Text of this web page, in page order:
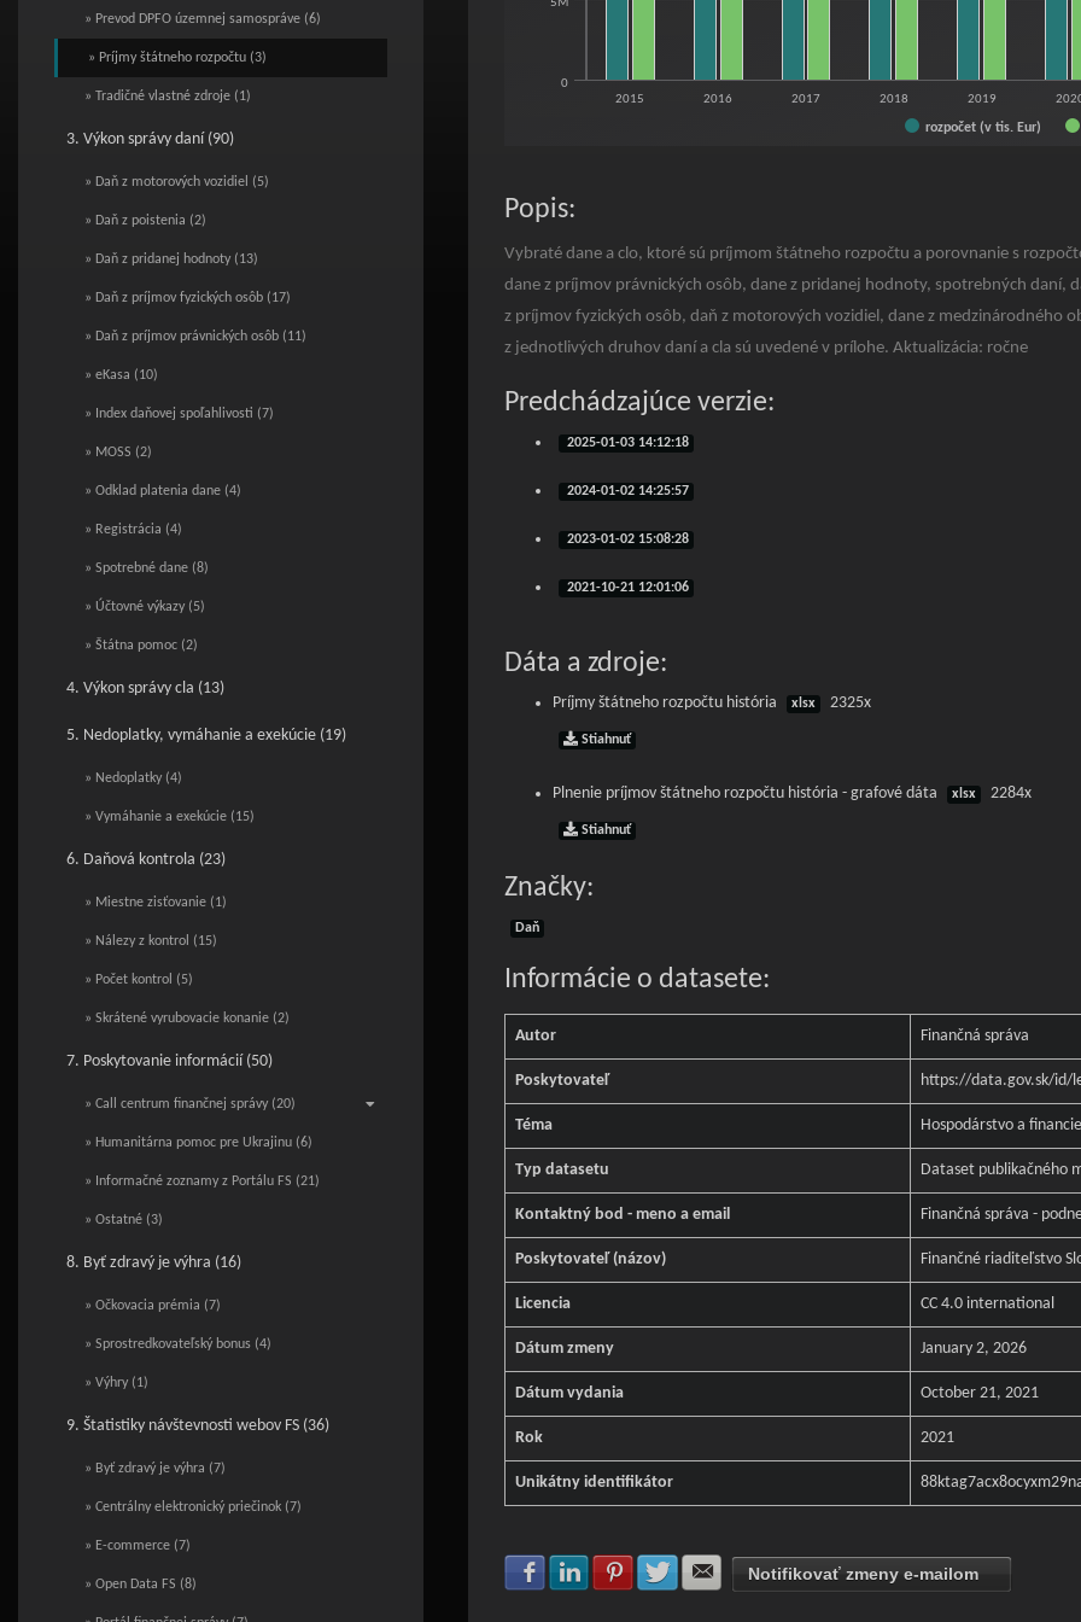
» Prevod DPFO územnej samospráve (6)
» Príjmy štátneho rozpočtu (3)
» Tradičné vlastné zdroje (1)
3. Výkon správy daní (90)
» Daň z motorových vozidiel (5)
» Daň z poistenia (2)
» Daň z pridanej hodnoty (13)
» Daň z príjmov fyzických osôb (17)
» Daň z príjmov právnických osôb (11)
» eKasa (10)
» Index daňovej spoľahlivosti (7)
» MOSS (2)
» Odklad platenia dane (4)
» Registrácia (4)
» Spotrebné dane (8)
» Účtovné výkazy (5)
» Štátna pomoc (2)
4. Výkon správy cla (13)
5. Nedoplatky, vymáhanie a exekúcie (19)
» Nedoplatky (4)
» Vymáhanie a exekúcie (15)
6. Daňová kontrola (23)
» Miestne zisťovanie (1)
» Nálezy z kontrol (15)
» Počet kontrol (5)
» Skrátené vyrubovacie konanie (2)
7. Poskytovanie informácií (50)
» Call centrum finančnej správy (20)
» Humanitárna pomoc pre Ukrajinu (6)
» Informačné zoznamy z Portálu FS (21)
» Ostatné (3)
8. Byť zdravý je výhra (16)
» Očkovacia prémia (7)
» Sprostredkovateľský bonus (4)
» Výhry (1)
9. Štatistiky návštevnosti webov FS (36)
» Byť zdravý je výhra (7)
» Centrálny elektronický priečinok (7)
» E-commerce (7)
» Open Data FS (8)
rozpočet (v tis. Eur)
2015 2016 2017 2018 2019
0
5M
Popis:
Vybraté dane a clo, ktoré sú príjmom štátneho rozpočtu a porovnanie s
dane z príjmov právnických osôb, dane z pridanej hodnoty, spotrebných daní,
z príjmov fyzických osôb, daň z motorových vozidiel, dane z medzinárodného
z jednotlivých druhov daní a cla sú uvedené v prílohe. Aktualizácia: ročne
Predchádzajúce verzie:
2025-01-03 14:12:18
2024-01-02 14:25:57
2023-01-02 15:08:28
2021-10-21 12:01:06
Dáta a zdroje:
Príjmy štátneho rozpočtu história xlsx 2325x
Stiahnuť
Plnenie príjmov štátneho rozpočtu história - grafové dáta xlsx 2284x
Stiahnuť
Značky:
Daň
Informácie o datasete:
Autor Finančná správa
Poskytovateľ https://data.gov.sk/id/
Téma Hospodárstvo a financie
Typ datasetu Dataset publikačného
Kontaktný bod - meno a email Finančná správa -
Poskytovateľ (názov) Finančné riaditeľstvo
Licencia CC 4.0 international
Dátum zmeny January 2, 2026
Dátum vydania October 21, 2021
Rok 2021
Unikátny identifikátor
Zdielať na Facebook
Zdielať na LinkedIn
Zdielať na Pinterest
Zdielať na Twitter
Zdielať na E-mail
Notifikovať zmeny e-mailom